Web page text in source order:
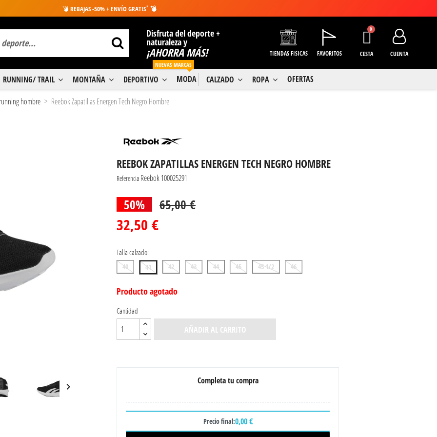
💣 REBAJAS -50% + ENVÍO GRATIS* 💣
Disfruta del deporte +
naturaleza y
¡AHORRA MÁS! TIENDAS FISICAS FAVORITOS CESTA CUENTA
RUNNING/ TRAIL MONTAÑA DEPORTIVO MODA
NUEVAS MARCAS
CALZADO ROPA OFERTAS
hombre Reebok Zapatillas Energen Tech Negro Hombre

REEBOK ZAPATILLAS ENERGEN TECH NEGRO HOMBRE
Referencia Reebok 100025291
50% 65,00 €
32,50 €
Talla calzado:
40 41 42 43 44 45 45 1/2 46
Producto agotado
Cantidad
AÑADIR AL CARRITO
Completa tu compra
Precio final:0,00 €